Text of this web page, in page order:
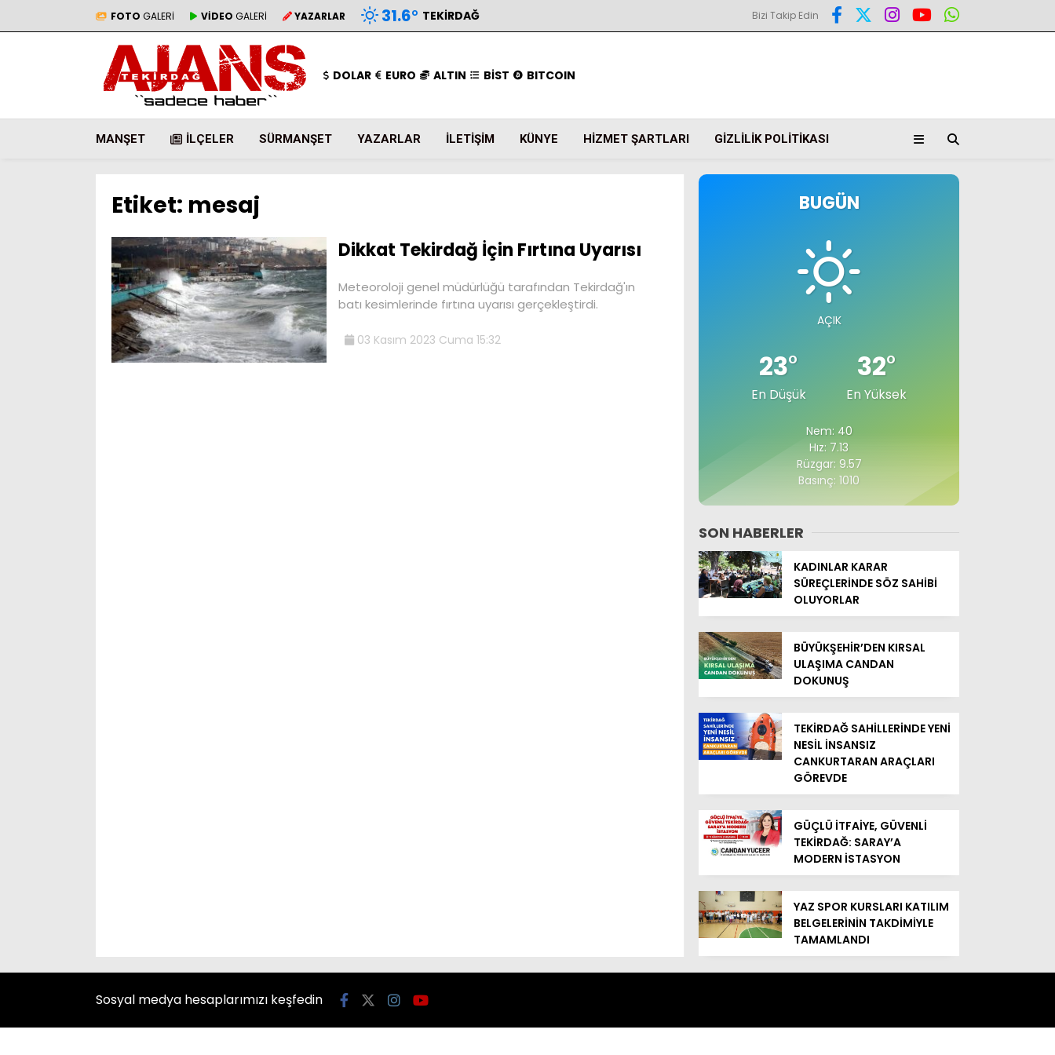
FOTO GALERİ VİDEO GALERİ YAZARLAR 31.6° TEKIRDAĞ Bizi Takip Edin
DOLAR EURO ALTIN BİST BITCOIN
MANŞET İLÇELER SÜRMANŞET YAZARLAR İLETIŞIM KÜNYE HIZMET ŞARTLARI GIZLILIK POLITIKASI
Etiket: mesaj
Dikkat Tekirdağ İçin Fırtına Uyarısı
Meteoroloji genel müdürlüğü tarafından Tekirdağ'ın
batı kesimlerinde fırtına uyarısı gerçekleştirdi.
03 Kasım 2023 Cuma 15:32
BUGÜN
AÇIK
23°
En Düşük
32°
En Yüksek
Nem: 40
Hız: 7.13
Rüzgar: 9.57
Basınç: 1010
SON HABERLER
KADINLAR KARAR
SÜREÇLERİNDE SÖZ SAHİBİ
OLUYORLAR
BÜYÜKŞEHİR’DEN KIRSAL
ULAŞIMA CANDAN
DOKUNUŞ
TEKİRDAĞ SAHİLLERİNDE YENİ
NESİL İNSANSIZ
CANKURTARAN ARAÇLARI
GÖREVDE
GÜÇLÜ İTFAİYE, GÜVENLİ
TEKİRDAĞ: SARAY’A
MODERN İSTASYON
YAZ SPOR KURSLARI KATILIM
BELGELERİNİN TAKDİMİYLE
TAMAMLANDI
Sosyal medya hesaplarımızı keşfedin